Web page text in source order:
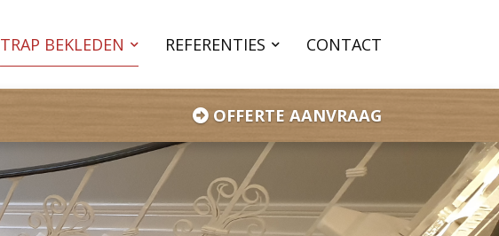
TRAP BEKLEDEN REFERENTIES CONTACT
OFFERTE AANVRAAG